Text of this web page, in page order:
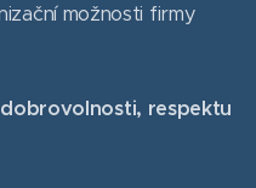
možnosti firmy
dobrovolnosti, respektu